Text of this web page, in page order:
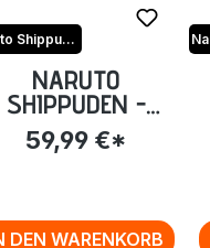
Naruto Shippuden
NARUTO
SHIPPUDEN -
STAFFEL 25:
EPISODE 700-713
59,99 €*
DEN WARENKORB